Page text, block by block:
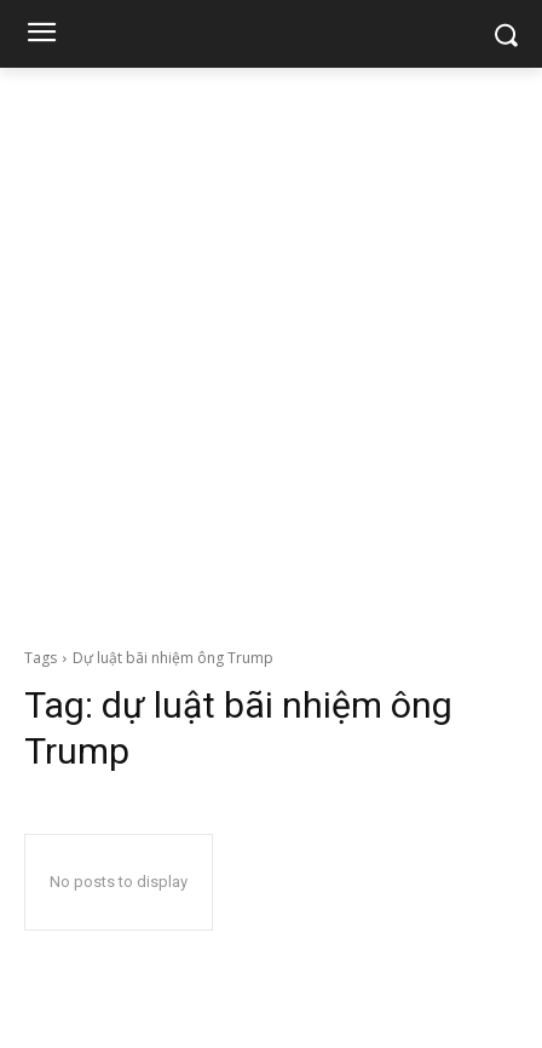
Tags Dự luật bãi nhiệm ông Trump
Tag: dự luật bãi nhiệm ông
Trump
No posts to display